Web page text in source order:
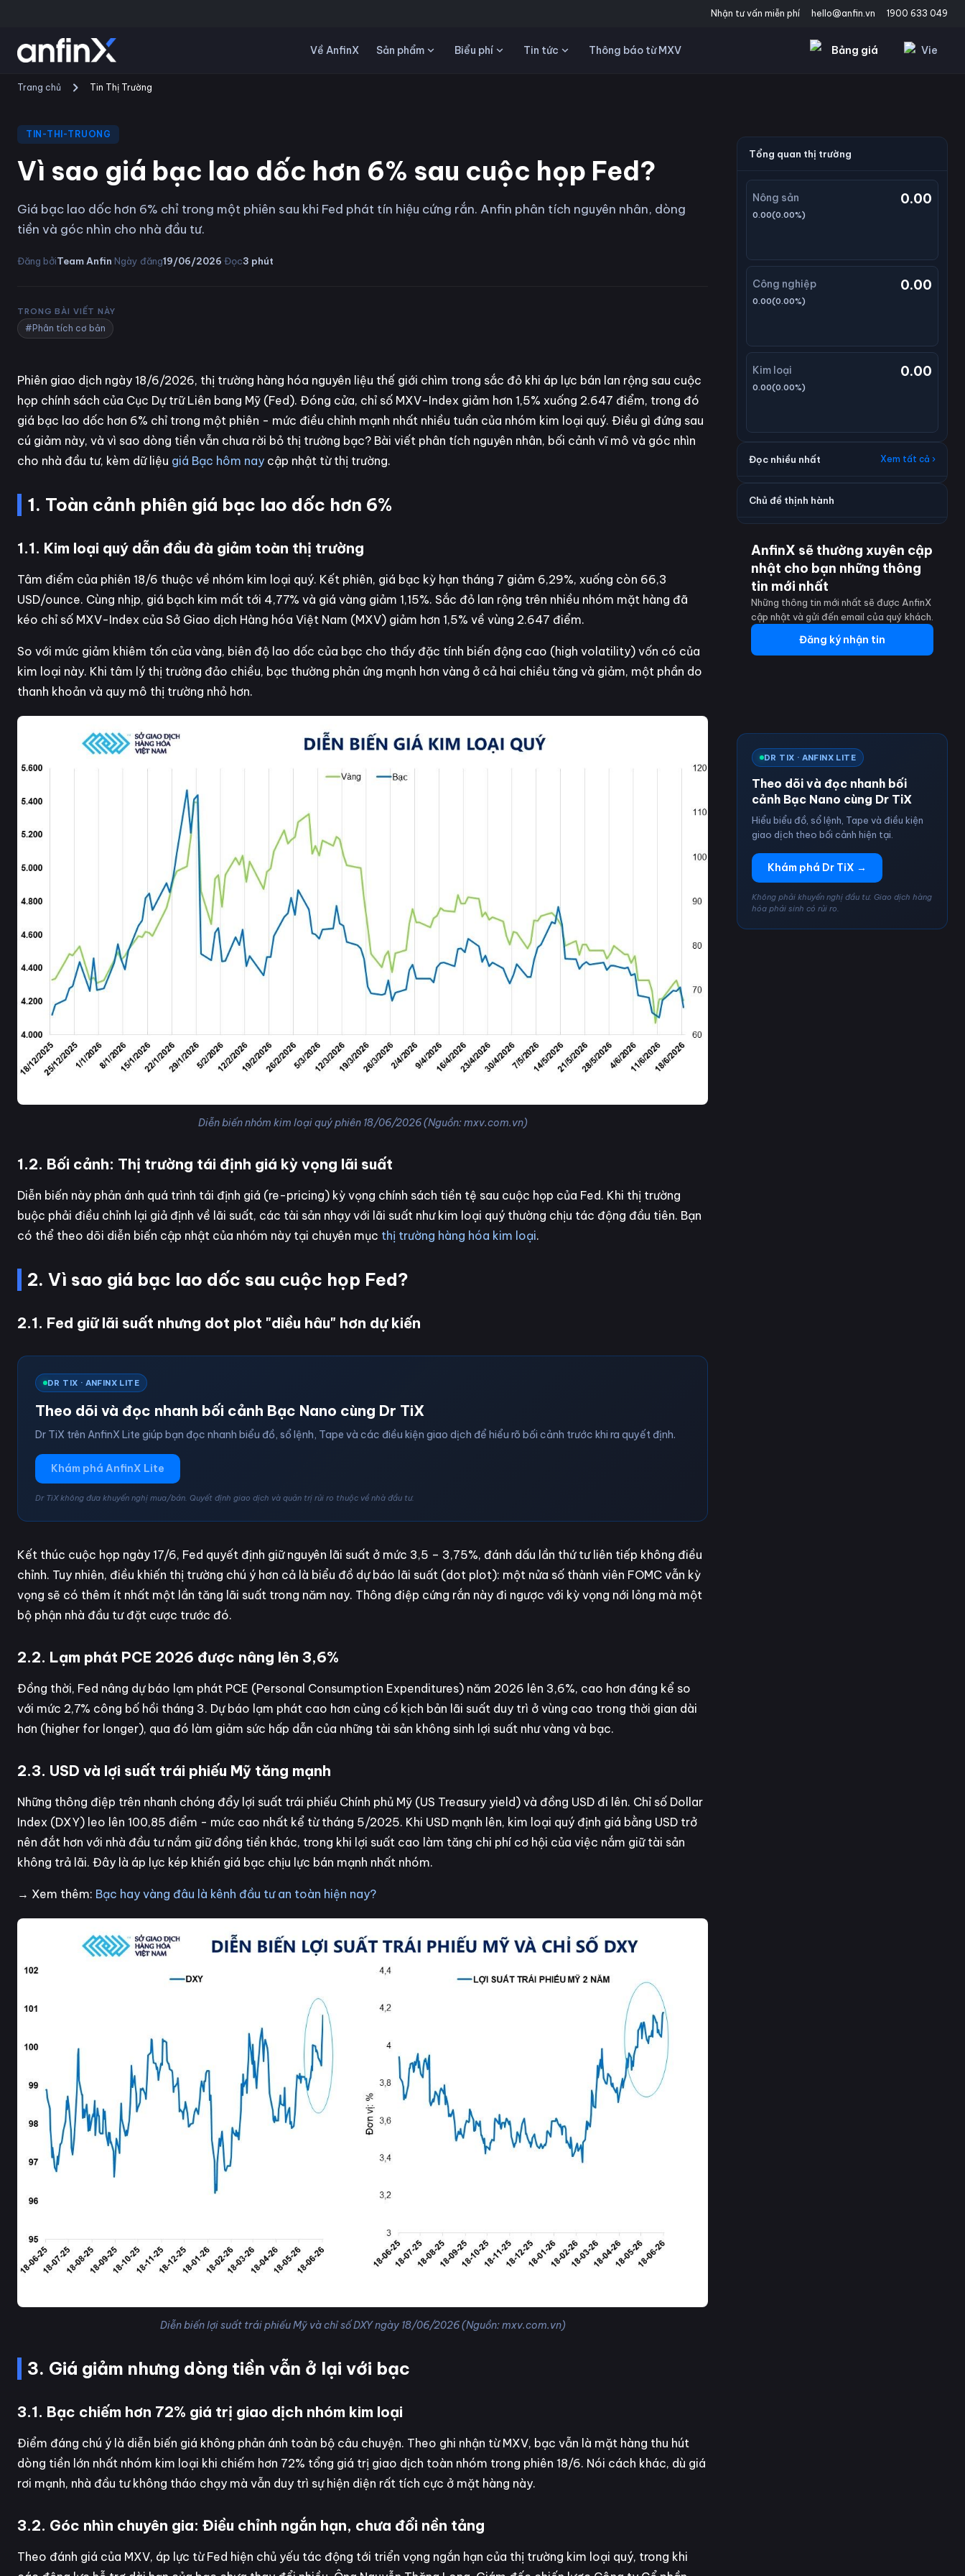
Nhận tư vấn miễn phí hello@anfin.vn 1900 633 049
Về AnfinX Sản phẩm Biểu phí Tin tức Thông báo từ MXV Bảng giá Vie
Trang chủ Tin Thị Trường
TIN-THI-TRUONG
Vì sao giá bạc lao dốc hơn 6% sau cuộc họp Fed?
Giá bạc lao dốc hơn 6% chỉ trong một phiên sau khi Fed phát tín hiệu cứng rắn. Anfin phân tích nguyên nhân, dòng
tiền và góc nhìn cho nhà đầu tư.
Đăng bởiTeam Anfin·Ngày đăng19/06/2026·Đọc3 phút
TRONG BÀI VIẾT NÀY
#Phân tích cơ bản
Phiên giao dịch ngày 18/6/2026, thị trường hàng hóa nguyên liệu thế giới chìm trong sắc đỏ khi áp lực bán lan rộng sau cuộc
họp chính sách của Cục Dự trữ Liên bang Mỹ (Fed). Đóng cửa, chỉ số MXV-Index giảm hơn 1,5% xuống 2.647 điểm, trong đó
giá bạc lao dốc hơn 6% chỉ trong một phiên - mức điều chỉnh mạnh nhất nhiều tuần của nhóm kim loại quý. Điều gì đứng sau
cú giảm này, và vì sao dòng tiền vẫn chưa rời bỏ thị trường bạc? Bài viết phân tích nguyên nhân, bối cảnh vĩ mô và góc nhìn
cho nhà đầu tư, kèm dữ liệu giá Bạc hôm nay cập nhật từ thị trường.
1. Toàn cảnh phiên giá bạc lao dốc hơn 6%
1.1. Kim loại quý dẫn đầu đà giảm toàn thị trường
Tâm điểm của phiên 18/6 thuộc về nhóm kim loại quý. Kết phiên, giá bạc kỳ hạn tháng 7 giảm 6,29%, xuống còn 66,3
USD/ounce. Cùng nhịp, giá bạch kim mất tới 4,77% và giá vàng giảm 1,15%. Sắc đỏ lan rộng trên nhiều nhóm mặt hàng đã
kéo chỉ số MXV-Index của Sở Giao dịch Hàng hóa Việt Nam (MXV) giảm hơn 1,5% về vùng 2.647 điểm.
So với mức giảm khiêm tốn của vàng, biên độ lao dốc của bạc cho thấy đặc tính biến động cao (high volatility) vốn có của
kim loại này. Khi tâm lý thị trường đảo chiều, bạc thường phản ứng mạnh hơn vàng ở cả hai chiều tăng và giảm, một phần do
thanh khoản và quy mô thị trường nhỏ hơn.
Diễn biến nhóm kim loại quý phiên 18/06/2026 (Nguồn: mxv.com.vn)
1.2. Bối cảnh: Thị trường tái định giá kỳ vọng lãi suất
Diễn biến này phản ánh quá trình tái định giá (re-pricing) kỳ vọng chính sách tiền tệ sau cuộc họp của Fed. Khi thị trường
buộc phải điều chỉnh lại giả định về lãi suất, các tài sản nhạy với lãi suất như kim loại quý thường chịu tác động đầu tiên. Bạn
có thể theo dõi diễn biến cập nhật của nhóm này tại chuyên mục thị trường hàng hóa kim loại.
2. Vì sao giá bạc lao dốc sau cuộc họp Fed?
2.1. Fed giữ lãi suất nhưng dot plot "diều hâu" hơn dự kiến
DR TIX · ANFINX LITE
Theo dõi và đọc nhanh bối cảnh Bạc Nano cùng Dr TiX
Dr TiX trên AnfinX Lite giúp bạn đọc nhanh biểu đồ, sổ lệnh, Tape và các điều kiện giao dịch để hiểu rõ bối cảnh trước khi ra quyết định.
Khám phá AnfinX Lite
Dr TiX không đưa khuyến nghị mua/bán. Quyết định giao dịch và quản trị rủi ro thuộc về nhà đầu tư.
Kết thúc cuộc họp ngày 17/6, Fed quyết định giữ nguyên lãi suất ở mức 3,5 – 3,75%, đánh dấu lần thứ tư liên tiếp không điều
chỉnh. Tuy nhiên, điều khiến thị trường chú ý hơn cả là biểu đồ dự báo lãi suất (dot plot): một nửa số thành viên FOMC vẫn kỳ
vọng sẽ có thêm ít nhất một lần tăng lãi suất trong năm nay. Thông điệp cứng rắn này đi ngược với kỳ vọng nới lỏng mà một
bộ phận nhà đầu tư đặt cược trước đó.
2.2. Lạm phát PCE 2026 được nâng lên 3,6%
Đồng thời, Fed nâng dự báo lạm phát PCE (Personal Consumption Expenditures) năm 2026 lên 3,6%, cao hơn đáng kể so
với mức 2,7% công bố hồi tháng 3. Dự báo lạm phát cao hơn củng cố kịch bản lãi suất duy trì ở vùng cao trong thời gian dài
hơn (higher for longer), qua đó làm giảm sức hấp dẫn của những tài sản không sinh lợi suất như vàng và bạc.
2.3. USD và lợi suất trái phiếu Mỹ tăng mạnh
Những thông điệp trên nhanh chóng đẩy lợi suất trái phiếu Chính phủ Mỹ (US Treasury yield) và đồng USD đi lên. Chỉ số Dollar
Index (DXY) leo lên 100,85 điểm - mức cao nhất kể từ tháng 5/2025. Khi USD mạnh lên, kim loại quý định giá bằng USD trở
nên đắt hơn với nhà đầu tư nắm giữ đồng tiền khác, trong khi lợi suất cao làm tăng chi phí cơ hội của việc nắm giữ tài sản
không trả lãi. Đây là áp lực kép khiến giá bạc chịu lực bán mạnh nhất nhóm.
→ Xem thêm: Bạc hay vàng đâu là kênh đầu tư an toàn hiện nay?
Diễn biến lợi suất trái phiếu Mỹ và chỉ số DXY ngày 18/06/2026 (Nguồn: mxv.com.vn)
3. Giá giảm nhưng dòng tiền vẫn ở lại với bạc
3.1. Bạc chiếm hơn 72% giá trị giao dịch nhóm kim loại
Điểm đáng chú ý là diễn biến giá không phản ánh toàn bộ câu chuyện. Theo ghi nhận từ MXV, bạc vẫn là mặt hàng thu hút
dòng tiền lớn nhất nhóm kim loại khi chiếm hơn 72% tổng giá trị giao dịch toàn nhóm trong phiên 18/6. Nói cách khác, dù giá
rơi mạnh, nhà đầu tư không tháo chạy mà vẫn duy trì sự hiện diện rất tích cực ở mặt hàng này.
3.2. Góc nhìn chuyên gia: Điều chỉnh ngắn hạn, chưa đổi nền tảng
Theo đánh giá của MXV, áp lực từ Fed hiện chủ yếu tác động tới triển vọng ngắn hạn của thị trường kim loại quý, trong khi
Tổng quan thị trường
Nông sản 0.00
0.00(0.00%)
Công nghiệp 0.00
0.00(0.00%)
Kim loại 0.00
0.00(0.00%)
Đọc nhiều nhất Xem tất cả ›
Chủ đề thịnh hành
AnfinX sẽ thường xuyên cập
nhật cho bạn những thông
tin mới nhất
Những thông tin mới nhất sẽ được AnfinX
cập nhật và gửi đến email của quý khách.
Đăng ký nhận tin
DR TIX · ANFINX LITE
Theo dõi và đọc nhanh bối
cảnh Bạc Nano cùng Dr TiX
Hiểu biểu đồ, sổ lệnh, Tape và điều kiện
giao dịch theo bối cảnh hiện tại.
Khám phá Dr TiX →
Không phải khuyến nghị đầu tư. Giao dịch hàng
hóa phái sinh có rủi ro.